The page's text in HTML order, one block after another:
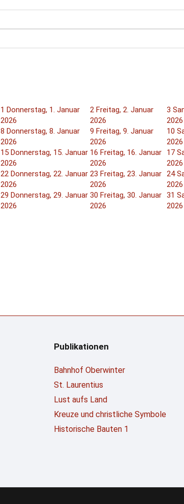
1 Donnerstag, 1. Januar
2026
2 Freitag, 2. Januar
2026
3
2026
8 Donnerstag, 8. Januar
2026
9 Freitag, 9. Januar
2026
10
2026
15 Donnerstag, 15. Januar
2026
16 Freitag, 16. Januar
2026
17
2026
22 Donnerstag, 22. Januar
2026
23 Freitag, 23. Januar
2026
24
2026
29 Donnerstag, 29. Januar
2026
30 Freitag, 30. Januar
2026
31
2026
Publikationen
Bahnhof Oberwinter
St. Laurentius
Lust aufs Land
Kreuze und christliche Symbole
Historische Bauten 1